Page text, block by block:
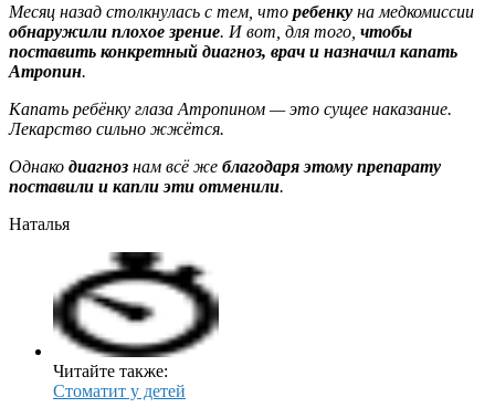
Месяц назад столкнулась с тем, что ребенку на медкомиссии
обнаружили плохое зрение. И вот, для того, чтобы
поставить конкретный диагноз, врач и назначил капать
Атропин.
Капать ребёнку глаза Атропином — это сущее наказание.
Лекарство сильно жжётся.
Однако диагноз нам всё же благодаря этому препарату
поставили и капли эти отменили.
Наталья
Читайте также:
Стоматит у детей